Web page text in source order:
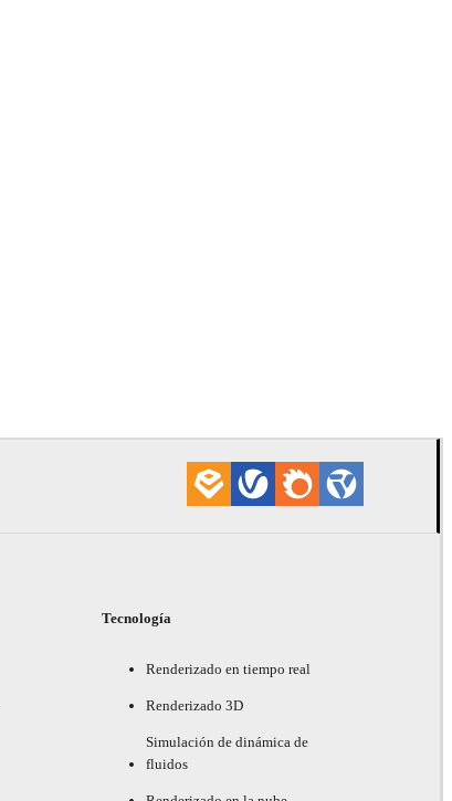
Tecnología
Renderizado en tiempo real
Renderizado 3D
Simulación de dinámica de
fluidos